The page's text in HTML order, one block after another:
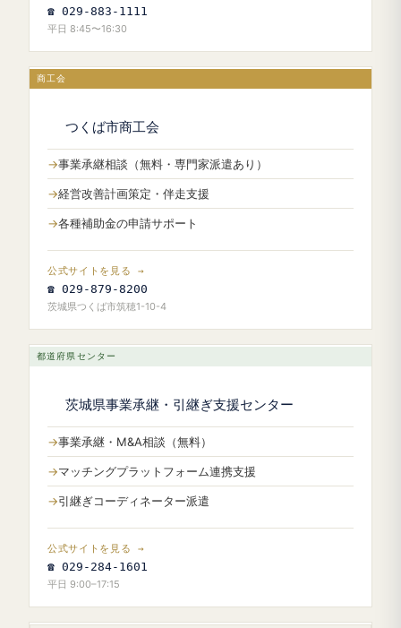
☎ 029-883-1111
平日 8:45〜16:30
商工会
つくば市商工会
事業承継相談（無料・専門家派遣あり）
経営改善計画策定・伴走支援
各種補助金の申請サポート
公式サイトを見る →
☎ 029-879-8200
茨城県つくば市筑穂1-10-4
都道府県センター
茨城県事業承継・引継ぎ支援センター
事業承継・M&A相談（無料）
マッチングプラットフォーム連携支援
引継ぎコーディネーター派遣
公式サイトを見る →
☎ 029-284-1601
平日 9:00–17:15